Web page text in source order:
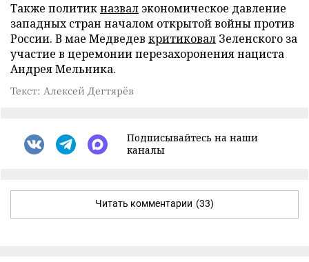
Также политикназвал экономическое давление
западных стран началом открытой войны против
России. В мае Медведев критиковал Зеленского за
участие в церемонии перезахоронения нациста
Андрея Мельника.
Текст: Алексей Дегтярёв
Подписывайтесь на наши
каналы
Читать комментарии (33)